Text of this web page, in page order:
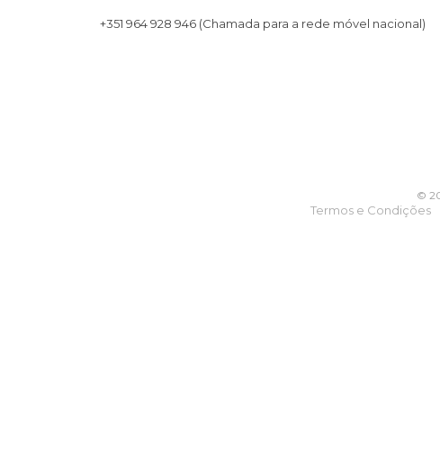
+351 964 928 946 (Chamada para a rede móvel nacional)
©
Termos e Condições